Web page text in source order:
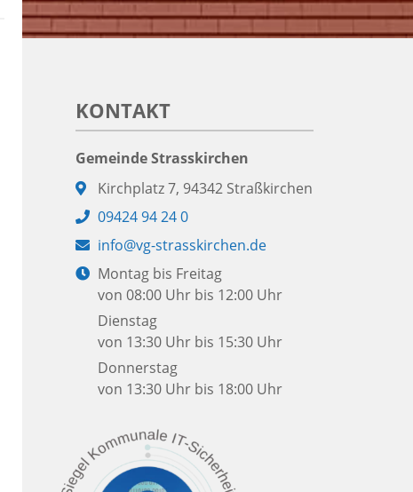
KONTAKT
Gemeinde Strasskirchen
Adresse:
Kirchplatz 7, 94342 Straßkirchen
Telefon:
09424 94 24 0
E-
Mail:
info@vg-strasskirchen.de
Öffnungszeiten:
Montag bis Freitag
von 08:00 Uhr bis 12:00 Uhr
Dienstag
von 13:30 Uhr bis 15:30 Uhr
Donnerstag
von 13:30 Uhr bis 18:00 Uhr